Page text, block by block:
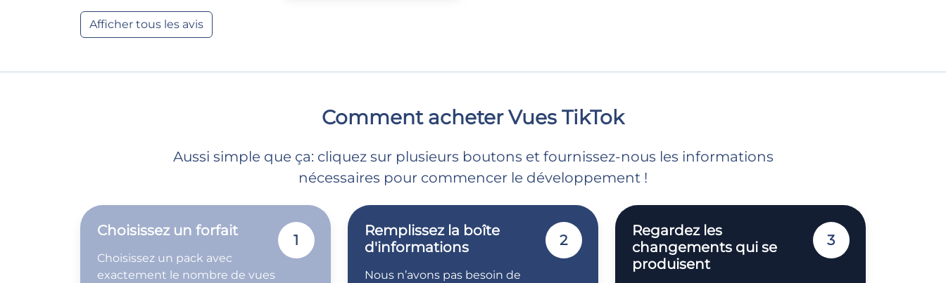
Afficher tous les avis
Comment acheter Vues TikTok
Aussi simple que ça: cliquez sur plusieurs boutons et fournissez-nous les informations
nécessaires pour commencer le développement !
Choisissez un forfait
Choisissez un pack avec
exactement le nombre de vues
1
Remplissez la boîte
d'informations
Nous n’avons pas besoin de
2
Regardez les
changements qui se
produisent
3